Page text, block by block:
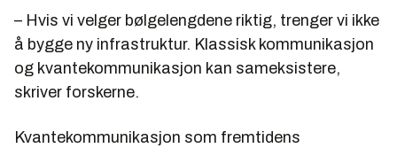
– Hvis vi velger bølgelengdene riktig, trenger vi ikke
å bygge ny infrastruktur. Klassisk kommunikasjon
og kvantekommunikasjon kan sameksistere,
skriver forskerne.
Kvantekommunikasjon som fremtidens